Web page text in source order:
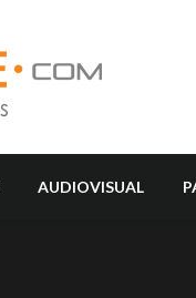
AUDIOVISUAL